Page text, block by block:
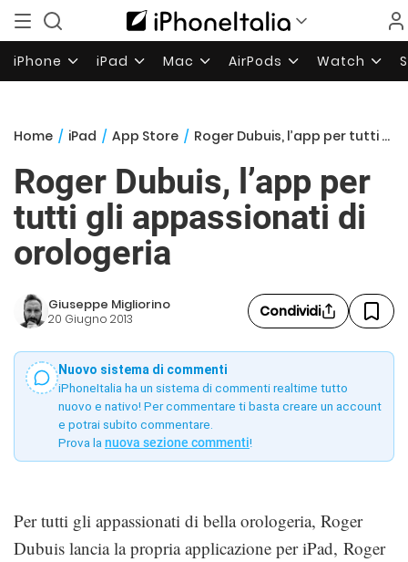
iPhone iPad Mac AirPods Watch
Home / iPad / App Store / Roger Dubuis, l’app per tutti gli appassionati di orologeria
Roger Dubuis, l’app per
tutti gli appassionati di
orologeria
Giuseppe Migliorino
20 Giugno 2013 Condividi
Nuovo sistema di commenti
iPhoneItalia ha un sistema di commenti realtime tutto
nuovo e nativo! Per commentare ti basta creare un account
e potrai subito commentare.
Prova la nuova sezione commenti!
Per tutti gli appassionati di bella orologeria, Roger
Dubuis lancia la propria applicazione per iPad, Roger